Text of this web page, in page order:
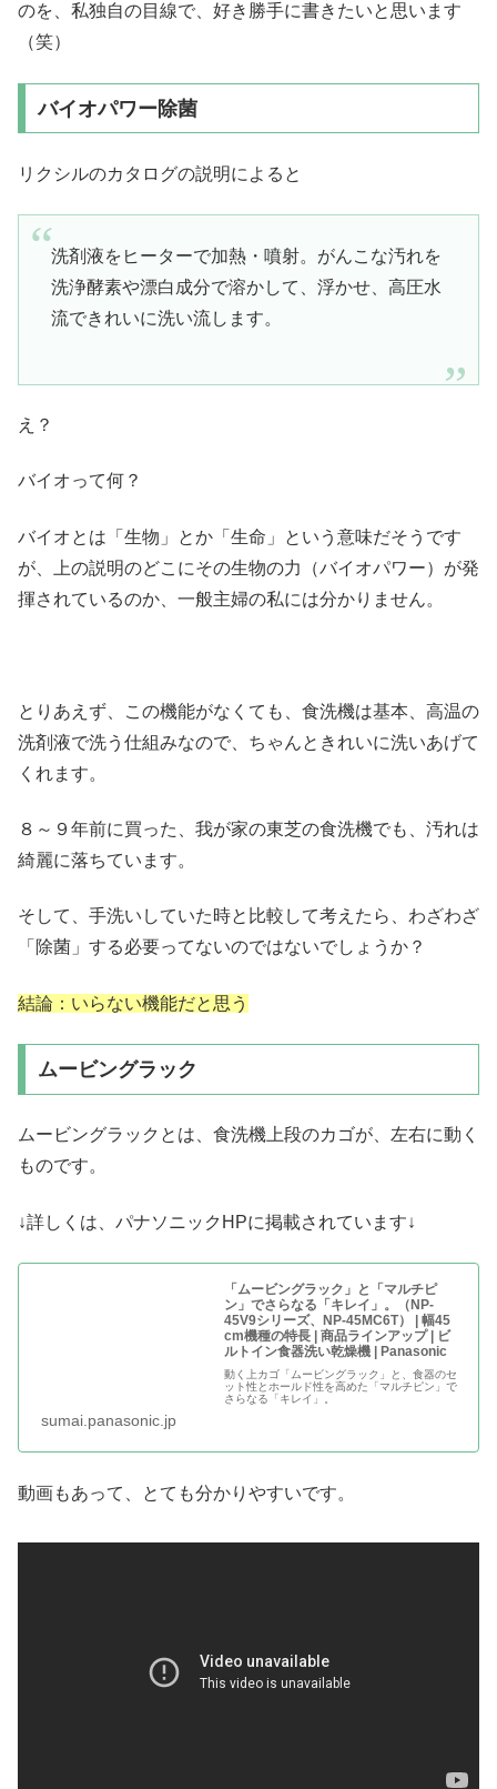
のを、私独自の目線で、好き勝手に書きたいと思います
（笑）
バイオパワー除菌
リクシルのカタログの説明によると
洗剤液をヒーターで加熱・噴射。がんこな汚れを
洗浄酵素や漂白成分で溶かして、浮かせ、高圧水
流できれいに洗い流します。
え？
バイオって何？
バイオとは「生物」とか「生命」という意味だそうです
が、上の説明のどこにその生物の力（バイオパワー）が発
揮されているのか、一般主婦の私には分かりません。
とりあえず、この機能がなくても、食洗機は基本、高温の
洗剤液で洗う仕組みなので、ちゃんときれいに洗いあげて
くれます。
８～９年前に買った、我が家の東芝の食洗機でも、汚れは
綺麗に落ちています。
そして、手洗いしていた時と比較して考えたら、わざわざ
「除菌」する必要ってないのではないでしょうか？
結論：いらない機能だと思う
ムービングラック
ムービングラックとは、食洗機上段のカゴが、左右に動く
ものです。
↓詳しくは、パナソニックHPに掲載されています↓
「ムービングラック」と「マルチピ
ン」でさらなる「キレイ」。（NP-
45V9シリーズ、NP-45MC6T） | 幅45
cm機種の特長 | 商品ラインアップ | ビ
ルトイン食器洗い乾燥機 | Panasonic
動く上カゴ「ムービングラック」と、食器のセ
ット性とホールド性を高めた「マルチピン」で
さらなる「キレイ」。
sumai.panasonic.jp
動画もあって、とても分かりやすいです。